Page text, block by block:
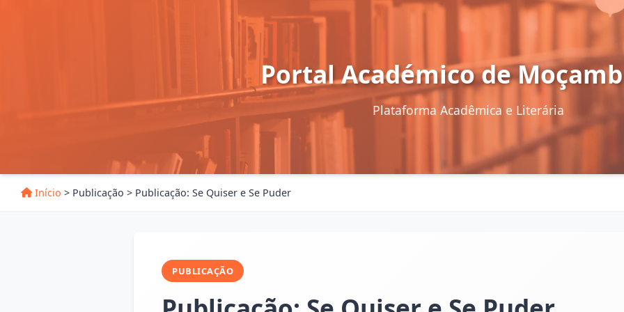
Portal Académico de
Plataforma Acadêmica e Literária
Início > Publicação > Publicação: Se Quiser e Se Puder
PUBLICAÇÃO